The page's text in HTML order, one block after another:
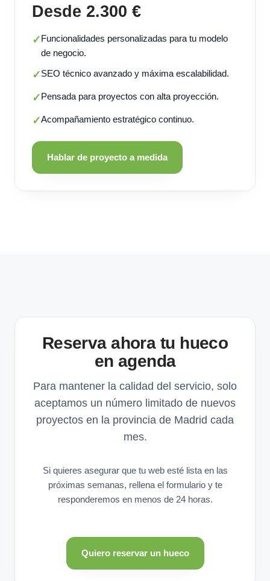
Desde 2.300 €
✓Funcionalidades personalizadas para tu modelo
de negocio.
✓SEO técnico avanzado y máxima escalabilidad.
✓Pensada para proyectos con alta proyección.
✓Acompañamiento estratégico continuo.
Hablar de proyecto a medida
Reserva ahora tu hueco
en agenda
Para mantener la calidad del servicio, solo
aceptamos un número limitado de nuevos
proyectos en la provincia de Madrid cada
mes.
Si quieres asegurar que tu web esté lista en las
próximas semanas, rellena el formulario y te
responderemos en menos de 24 horas.
Quiero reservar un hueco